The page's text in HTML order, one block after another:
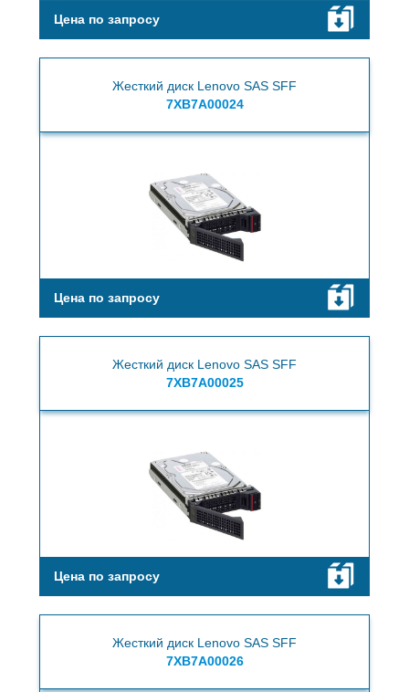
Цена по запросу
Жесткий диск Lenovo SAS SFF
7XB7A00024
Цена по запросу
Жесткий диск Lenovo SAS SFF
7XB7A00025
Цена по запросу
Жесткий диск Lenovo SAS SFF
7XB7A00026